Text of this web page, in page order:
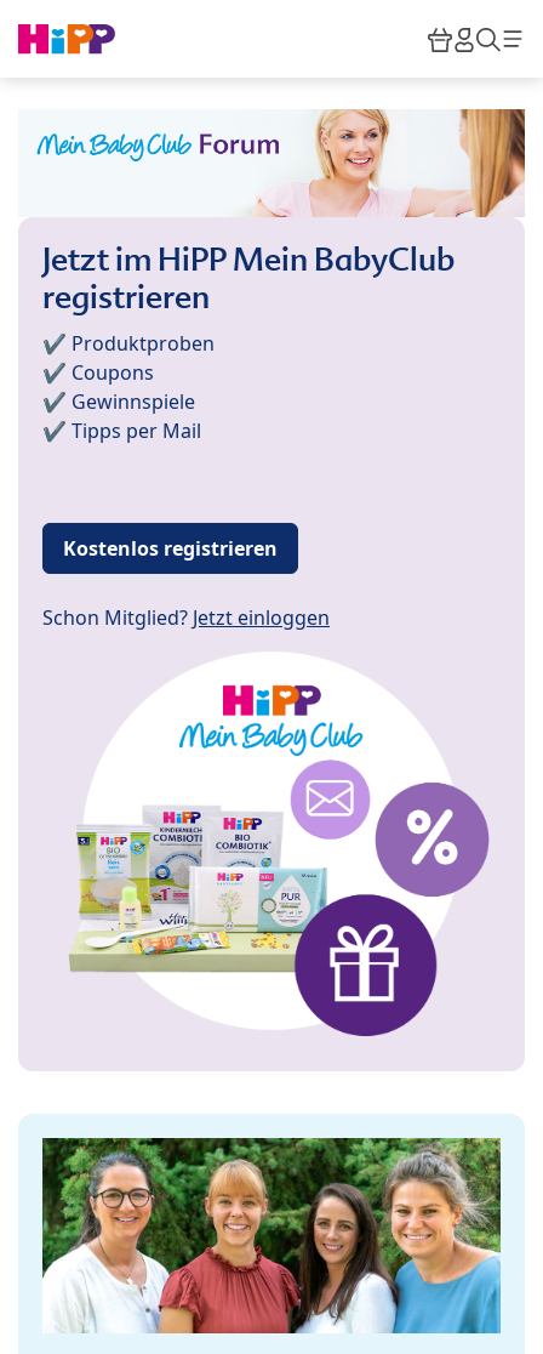
HiPP
Jetzt im HiPP Mein BabyClub
registrieren
✔️ Produktproben
✔️ Coupons
✔️ Gewinnspiele
✔️ Tipps per Mail
Kostenlos registrieren
Schon Mitglied? Jetzt einloggen